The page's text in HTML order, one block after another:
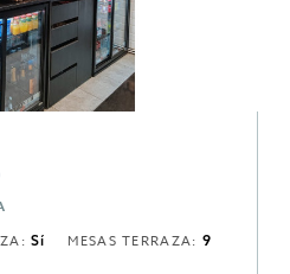
Sí MESAS TERRAZA: 9